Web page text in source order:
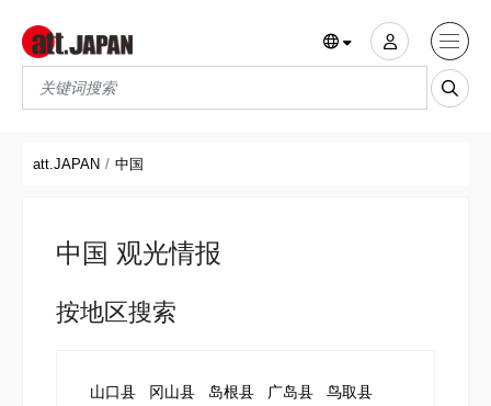
Translations title cont
att.JAPAN 中国
中国 观光情报
按地区搜索
山口县 冈山县 岛根县 广岛县 鸟取县